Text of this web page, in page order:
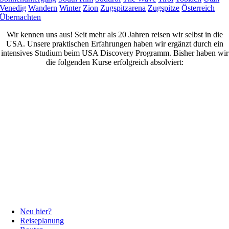
Venedig Wandern Winter Zion Zugspitzarena Zugspitze Österreich
Übernachten
Wir kennen uns aus! Seit mehr als 20 Jahren reisen wir selbst in die
USA. Unsere praktischen Erfahrungen haben wir ergänzt durch ein
intensives Studium beim USA Discovery Programm. Bisher haben wir
die folgenden Kurse erfolgreich absolviert:
Neu hier?
Reiseplanung